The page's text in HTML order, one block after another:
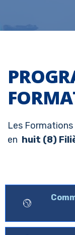
Les
en huit (8)